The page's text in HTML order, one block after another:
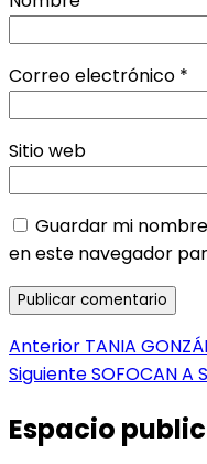
Correo electrónico *
Sitio web
Guardar mi
en este navegador
Navegación
de
entradas
Anterior Entrada
anterior:
TANIA
SiguienteEntrada
SOFOCAN A
Espacio